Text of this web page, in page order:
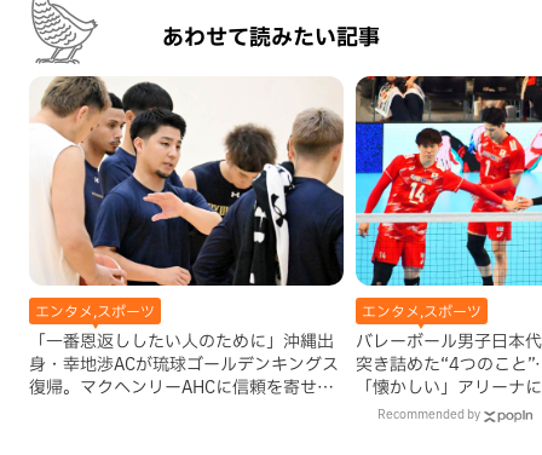
あわせて読みたい記事
エンタメ,スポーツ
「一番恩返ししたい人のために」沖縄出
身・幸地渉ACが琉球ゴールデンキングス
復帰。マクヘンリーAHCに信頼を寄せる
エンタメ,スポーツ
バレーボール男子日本
突き詰めた“4つのこと
「懐かしい」アリーナ
Recommended by